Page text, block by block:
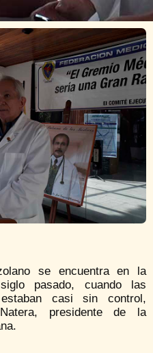
se encuentra en la
pasado, cuando las
estaban casi sin control,
presidente de la